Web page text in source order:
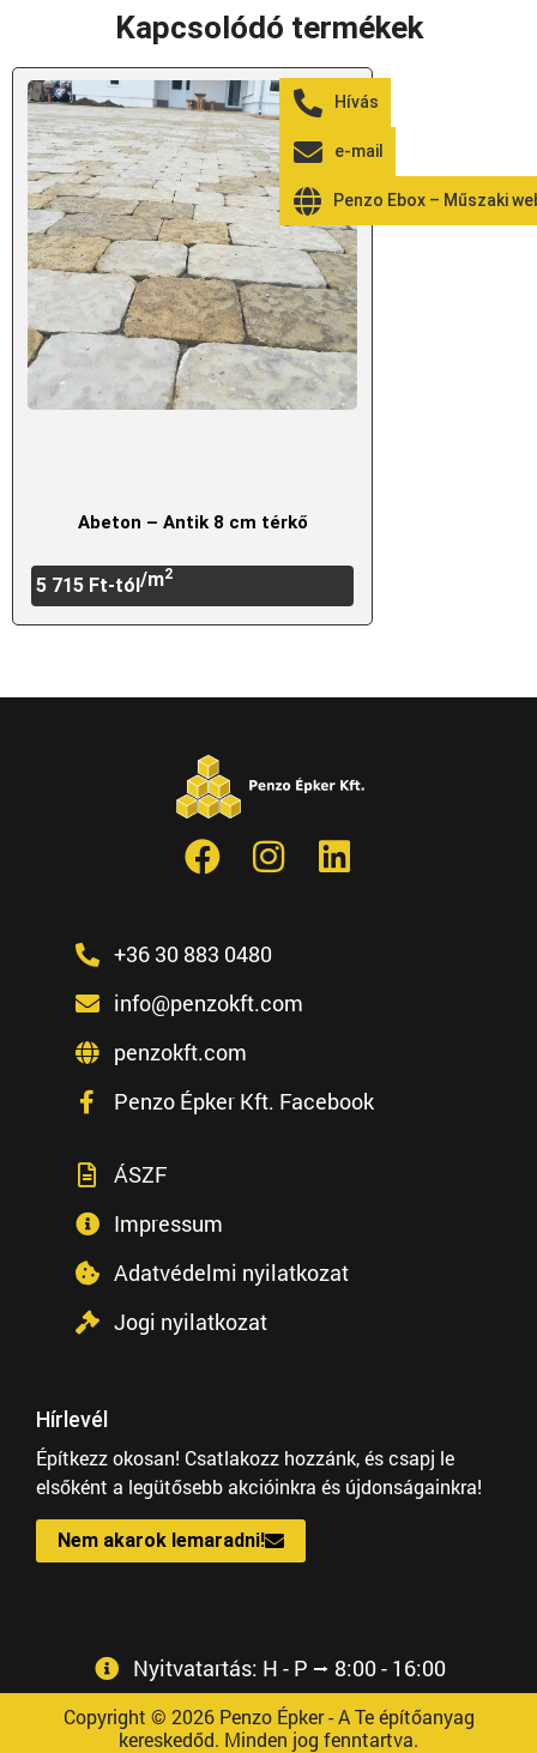
Kapcsolódó termékek
Akció!
Abeton – Antik 8 cm térkő
5 715 Ft-tól /m2
+36 30 883 0480
info@penzokft.com
penzokft.com
Penzo Épker Kft. Facebook
ÁSZF
Impressum
Adatvédelmi nyilatkozat
Jogi nyilatkozat
Hírlevél
Építkezz okosan! Csatlakozz hozzánk, és csapj le
elsőként a legütősebb akcióinkra és újdonságainkra!
Nem akarok lemaradni!
Nyitvatartás: H - P ⭢ 8:00 - 16:00
Copyright © 2026 Penzo Épker - A Te építőanyag
kereskedőd. Minden jog fenntartva.
Hívás
e-mail
Penzo Ebox – Műszaki